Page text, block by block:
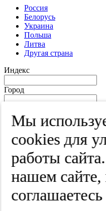
Россия
Белорусь
Украина
Польша
Литва
Другая страна
Индекс
Город
Улица
Квартира
Мы
cооkies для
работы
нашем